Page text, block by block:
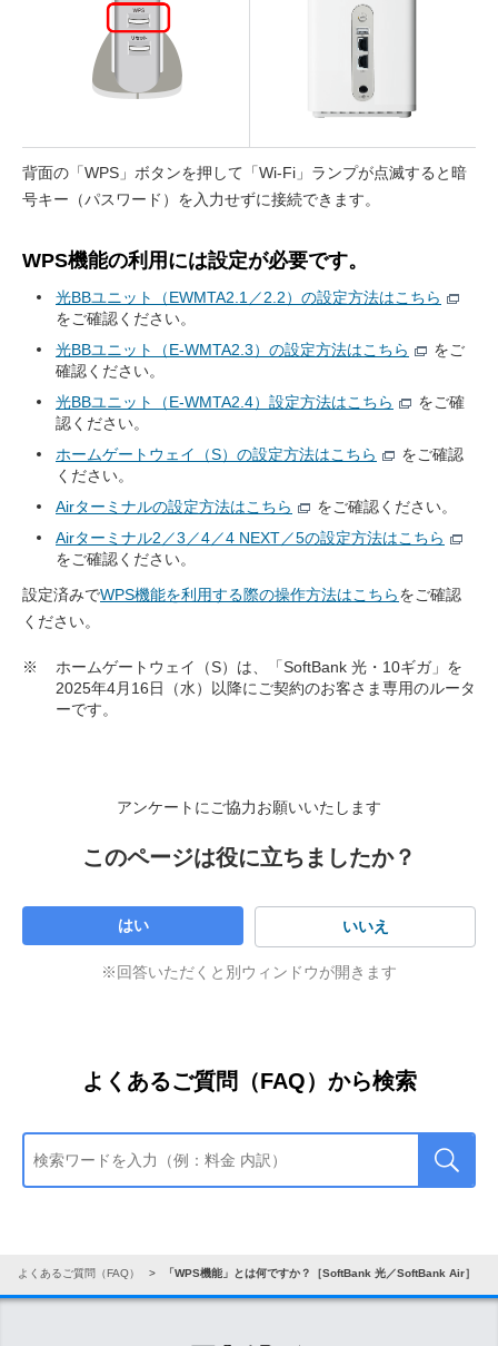
背面の「WPS」ボタンを押して「Wi-Fi」ランプが点滅すると暗
号キー（パスワード）を入力せずに接続できます。
WPS機能の利用には設定が必要です。
光BBユニット（EWMTA2.1／2.2）の設定方法はこちら
をご確認ください。
光BBユニット（E-WMTA2.3）の設定方法はこちら
をご
確認ください。
光BBユニット（E-WMTA2.4）設定方法はこちら
をご確
認ください。
ホームゲートウェイ（S）の設定方法はこちら
をご確認
ください。
Airターミナルの設定方法はこちら
をご確認ください。
Airターミナル2／3／4／4 NEXT／5の設定方法はこちら
をご確認ください。
設定済みでWPS機能を利用する際の操作方法はこちらをご確認
ください。
※
ホームゲートウェイ（S）は、「SoftBank 光・10ギガ」を
2025年4月16日（水）以降にご契約のお客さま専用のルータ
ーです。
アンケートにご協力お願いいたします
このページは役に立ちましたか？
はい いいえ
※回答いただくと別ウィンドウが開きます
よくあるご質問（FAQ）から検索
よくあるご質問（FAQ） 「WPS機能」とは何ですか？［SoftBank 光／SoftBank Air］